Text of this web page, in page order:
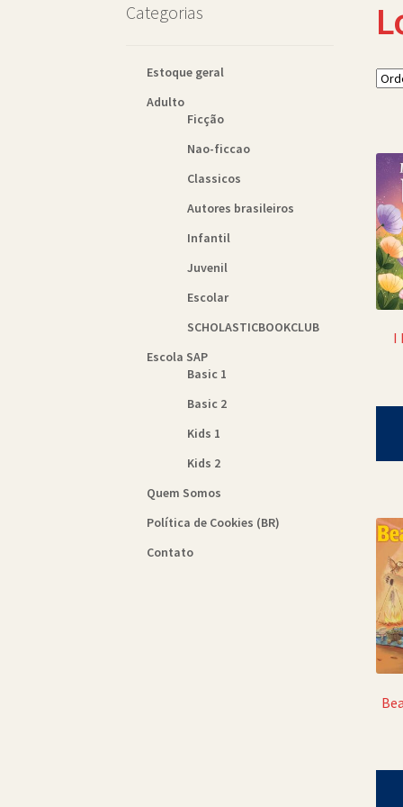
I
Categorias
Estoque geral
Adulto
Ficção
Nao-ficcao
Classicos
Autores brasileiros
Infantil
Juvenil
Escolar
SCHOLASTICBOOKCLUB
Escola SAP
Basic 1
Basic 2
Kids 1
Kids 2
Quem Somos
Política de Cookies (BR)
Contato